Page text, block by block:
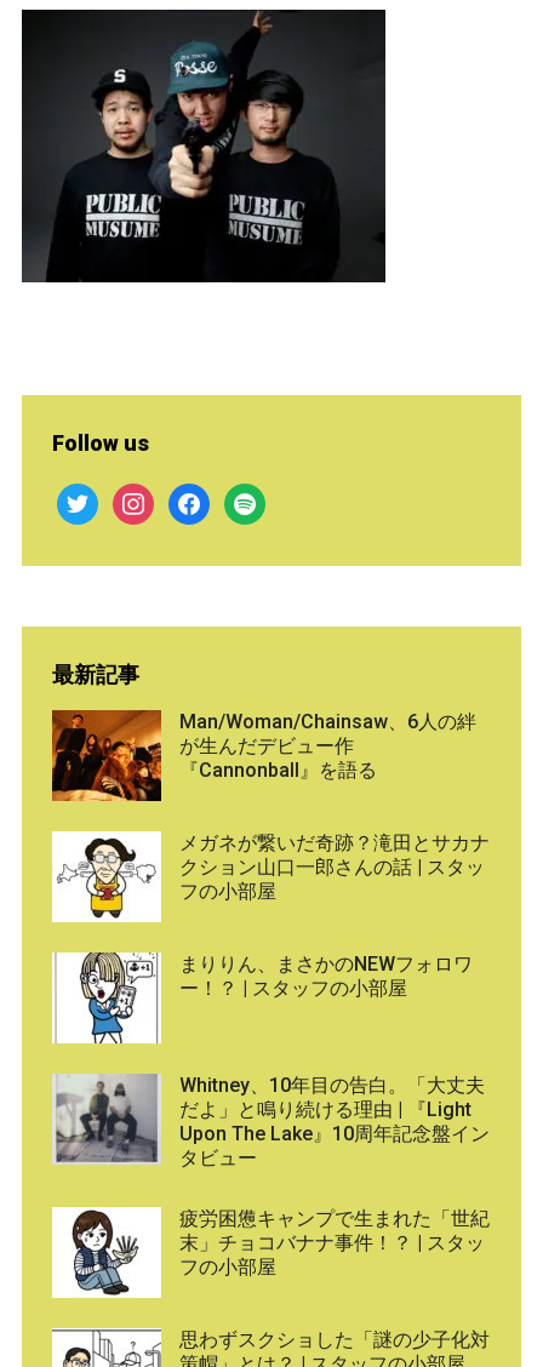
Follow us
twitter instagramfacebook
spotify
最新記事
Man/Woman/Chainsaw、6人の絆
が生んだデビュー作
『Cannonball』を語る
メガネが繋いだ奇跡？滝田とサカナ
クション山口一郎さんの話 | スタッ
フの小部屋
まりりん、まさかのNEWフォロワ
ー！？ | スタッフの小部屋
Whitney、10年目の告白。「大丈夫
だよ」と鳴り続ける理由 | 『Light
Upon The Lake』10周年記念盤イン
タビュー
疲労困憊キャンプで生まれた「世紀
末」チョコバナナ事件！？ | スタッ
フの小部屋
思わずスクショした「謎の少子化対